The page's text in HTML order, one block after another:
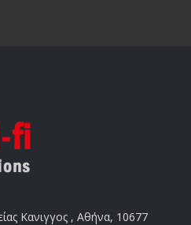
Κανιγγος , Αθήνα, 10677